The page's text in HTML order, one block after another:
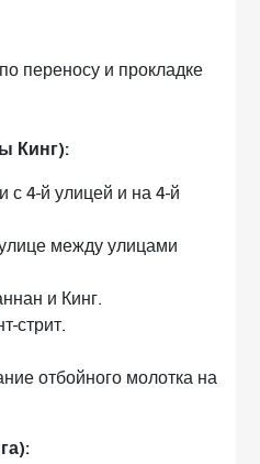
переносу и прокладке
Кинг):
с 4-й улицей и на 4-й
между улицами
и Кинг.
стрит.
отбойного молотка на